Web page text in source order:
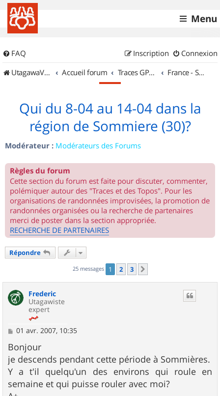
Menu
FAQ Connexion
Inscription
UtagawaVTT (Randos VTT et VTTAE avec traces GPS)
Accueil forum Traces GPS de randos VTT France - Sud Ouest
Qui du 8-04 au 14-04 dans la
région de Sommiere (30)?
Modérateur : Modérateurs des Forums
Règles du forum
Cette section du forum est faite pour discuter, commenter,
polémiquer autour des "Traces et des Topos". Pour les
organisations de randonnées improvisées, la promotion de
randonnées organisées ou la recherche de partenaires
merci de poster dans la section appropriée.
RECHERCHE DE PARTENAIRES
Répondre
25 messages 1 2 3
Frederic
Utagawiste
expert
M
s
s
a
01 avr. 2007, 10:35
Bonjour
je descends pendant cette période à Sommières.
Y a t'il quelqu'un des environs qui roule en
semaine et qui puisse rouler avec moi?